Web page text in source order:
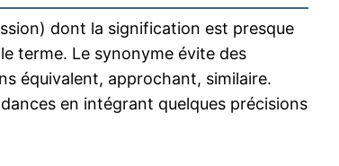
dont la signification est presque
terme. Le synonyme évite des
équivalent, approchant, similaire.
en intégrant quelques précisions